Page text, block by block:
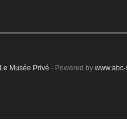
Le Musée Privé - Powered by